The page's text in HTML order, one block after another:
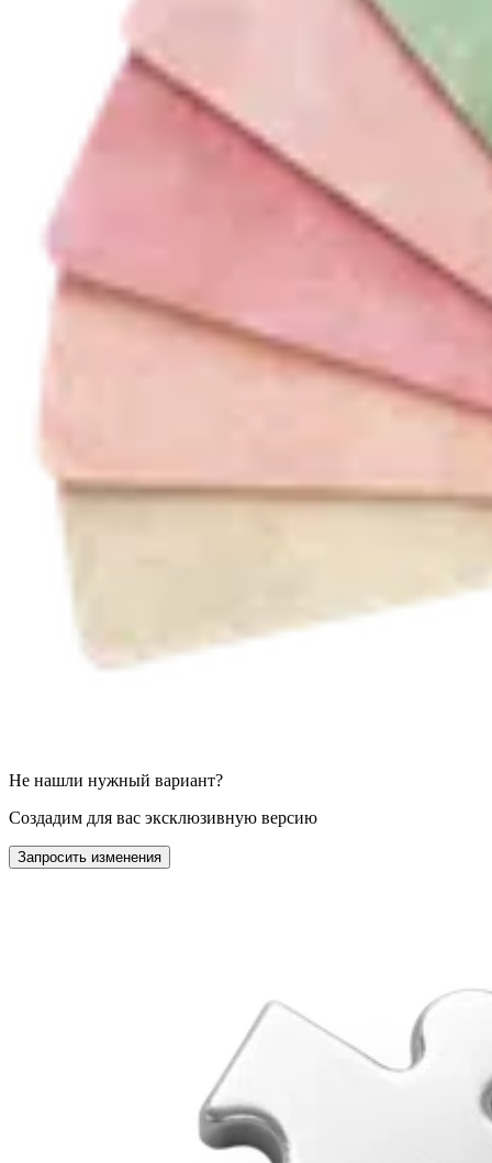
Не нашли нужный вариант?
Создадим для вас эксклюзивную версию
Запросить изменения